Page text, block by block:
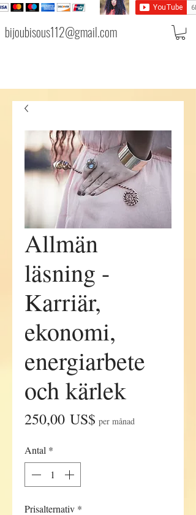
bijoubisous112@gmail.com
Allmän
läsning -
Karriär,
ekonomi,
energiarbete
och kärlek
250,00 US$Pris
per månad
Antal *
Prisalternativ *